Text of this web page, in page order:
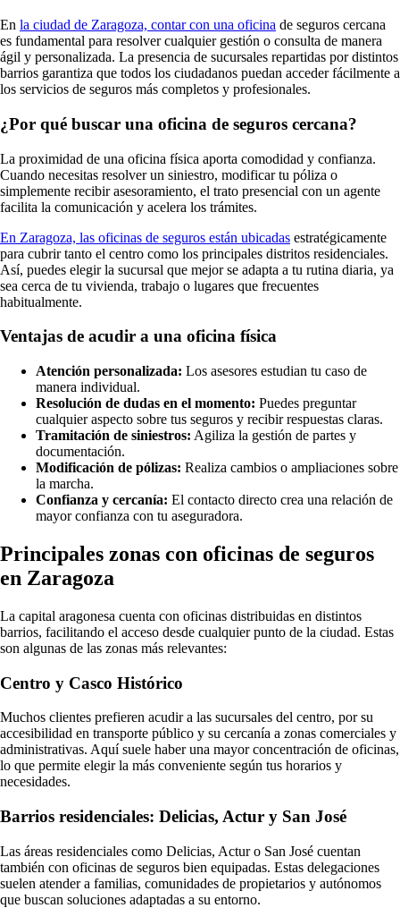
En la ciudad de Zaragoza, contar con una oficina de seguros cercana
es fundamental para resolver cualquier gestión o consulta de manera
ágil y personalizada. La presencia de sucursales repartidas por distintos
barrios garantiza que todos los ciudadanos puedan acceder fácilmente a
los servicios de seguros más completos y profesionales.
¿Por qué buscar una oficina de seguros cercana?
La proximidad de una oficina física aporta comodidad y confianza.
Cuando necesitas resolver un siniestro, modificar tu póliza o
simplemente recibir asesoramiento, el trato presencial con un agente
facilita la comunicación y acelera los trámites.
En Zaragoza, las oficinas de seguros están ubicadas estratégicamente
para cubrir tanto el centro como los principales distritos residenciales.
Así, puedes elegir la sucursal que mejor se adapta a tu rutina diaria, ya
sea cerca de tu vivienda, trabajo o lugares que frecuentes
habitualmente.
Ventajas de acudir a una oficina física
Atención personalizada: Los asesores estudian tu caso de
manera individual.
Resolución de dudas en el momento: Puedes preguntar
cualquier aspecto sobre tus seguros y recibir respuestas claras.
Tramitación de siniestros: Agiliza la gestión de partes y
documentación.
Modificación de pólizas: Realiza cambios o ampliaciones sobre
la marcha.
Confianza y cercanía: El contacto directo crea una relación de
mayor confianza con tu aseguradora.
Principales zonas con oficinas de seguros
en Zaragoza
La capital aragonesa cuenta con oficinas distribuidas en distintos
barrios, facilitando el acceso desde cualquier punto de la ciudad. Estas
son algunas de las zonas más relevantes:
Centro y Casco Histórico
Muchos clientes prefieren acudir a las sucursales del centro, por su
accesibilidad en transporte público y su cercanía a zonas comerciales y
administrativas. Aquí suele haber una mayor concentración de oficinas,
lo que permite elegir la más conveniente según tus horarios y
necesidades.
Barrios residenciales: Delicias, Actur y San José
Las áreas residenciales como Delicias, Actur o San José cuentan
también con oficinas de seguros bien equipadas. Estas delegaciones
suelen atender a familias, comunidades de propietarios y autónomos
que buscan soluciones adaptadas a su entorno.